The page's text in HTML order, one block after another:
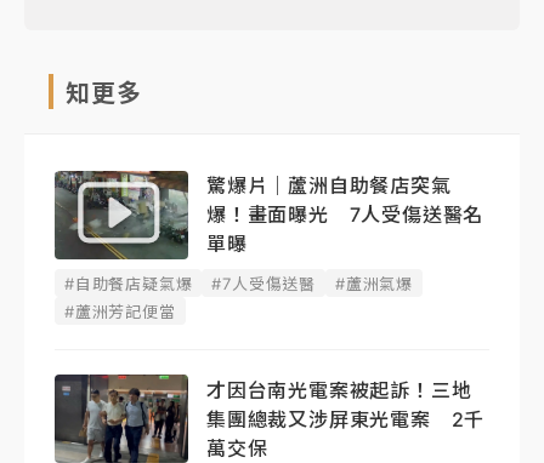
知更多
驚爆片｜蘆洲自助餐店突氣
爆！畫面曝光 7人受傷送醫名
單曝
#自助餐店疑氣爆 #7人受傷送醫
#蘆洲氣爆
#蘆洲芳記便當
才因台南光電案被起訴！三地
集團總裁又涉屏東光電案 2千
萬交保